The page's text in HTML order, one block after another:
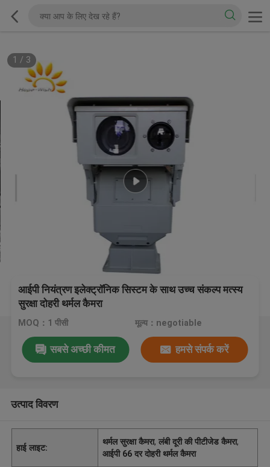
1 / 3
आईपी ​​नियंत्रण इलेक्ट्रॉनिक सिस्टम के साथ उच्च संकल्प मत्स्य
सुरक्षा दोहरी थर्मल कैमरा
MOQ：1 पीसी मूल्य：negotiable
सबसे अच्छी कीमत हमसे संपर्क करें
उत्पाद विवरण
हाई लाइट:
थर्मल सुरक्षा कैमरा,लंबी दूरी की पीटीजेड कैमरा,
आईपी 66 दर दोहरी थर्मल कैमरा